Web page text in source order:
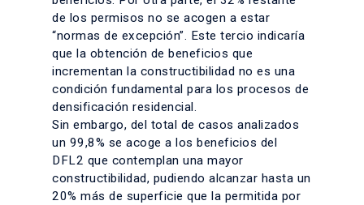
de los permisos no se acogen a estar
“normas de excepción”. Este tercio indicaría
que la obtención de beneficios que
incrementan la constructibilidad no es una
condición fundamental para los procesos de
densificación residencial.
Sin embargo, del total de casos analizados
un 99,8% se acoge a los beneficios del
DFL2 que contemplan una mayor
constructibilidad, pudiendo alcanzar hasta un
20% más de superficie que la permitida por